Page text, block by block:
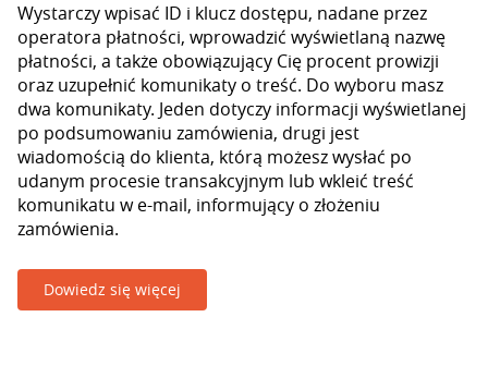
Wystarczy wpisać ID i klucz dostępu, nadane przez
operatora płatności, wprowadzić wyświetlaną nazwę
płatności, a także obowiązujący Cię procent prowizji
oraz uzupełnić komunikaty o treść. Do wyboru masz
dwa komunikaty. Jeden dotyczy informacji wyświetlanej
po podsumowaniu zamówienia, drugi jest
wiadomością do klienta, którą możesz wysłać po
udanym procesie transakcyjnym lub wkleić treść
komunikatu w e-mail, informujący o złożeniu
zamówienia.
Dowiedz się więcej